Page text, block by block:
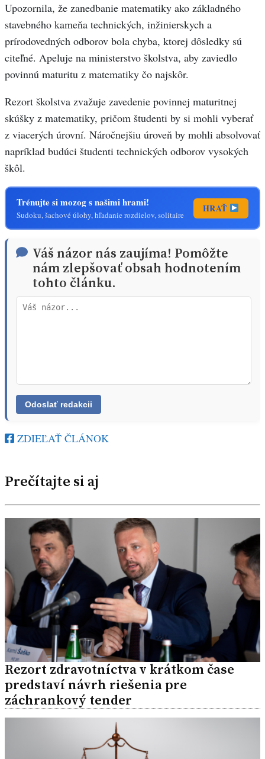
Upozornila, že zanedbanie matematiky ako základného
stavebného kameňa technických, inžinierskych a
prírodovedných odborov bola chyba, ktorej dôsledky sú
citeľné. Apeluje na ministerstvo školstva, aby zaviedlo
povinnú maturitu z matematiky čo najskôr.
Rezort školstva zvažuje zavedenie povinnej maturitnej
skúšky z matematiky, pričom študenti by si mohli vyberať
z viacerých úrovní. Náročnejšiu úroveň by mohli absolvovať
napríklad budúci študenti technických odborov vysokých
škôl.
Trénujte si mozog s našimi hrami!
Sudoku, šachové úlohy, hľadanie rozdielov, solitaire
HRAŤ
Váš názor nás zaujíma! Pomôžte
nám zlepšovať obsah hodnotením
tohto článku.
ZDIEĽAŤ ČLÁNOK
Prečítajte si aj
Rezort zdravotníctva v krátkom čase
predstaví návrh riešenia pre
záchrankový tender